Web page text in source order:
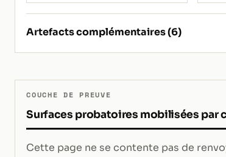
Artefacts complémentaires (6)
COUCHE DE PREUVE
Surfaces probatoires mobilisées par
Cette page ne se contente pas de